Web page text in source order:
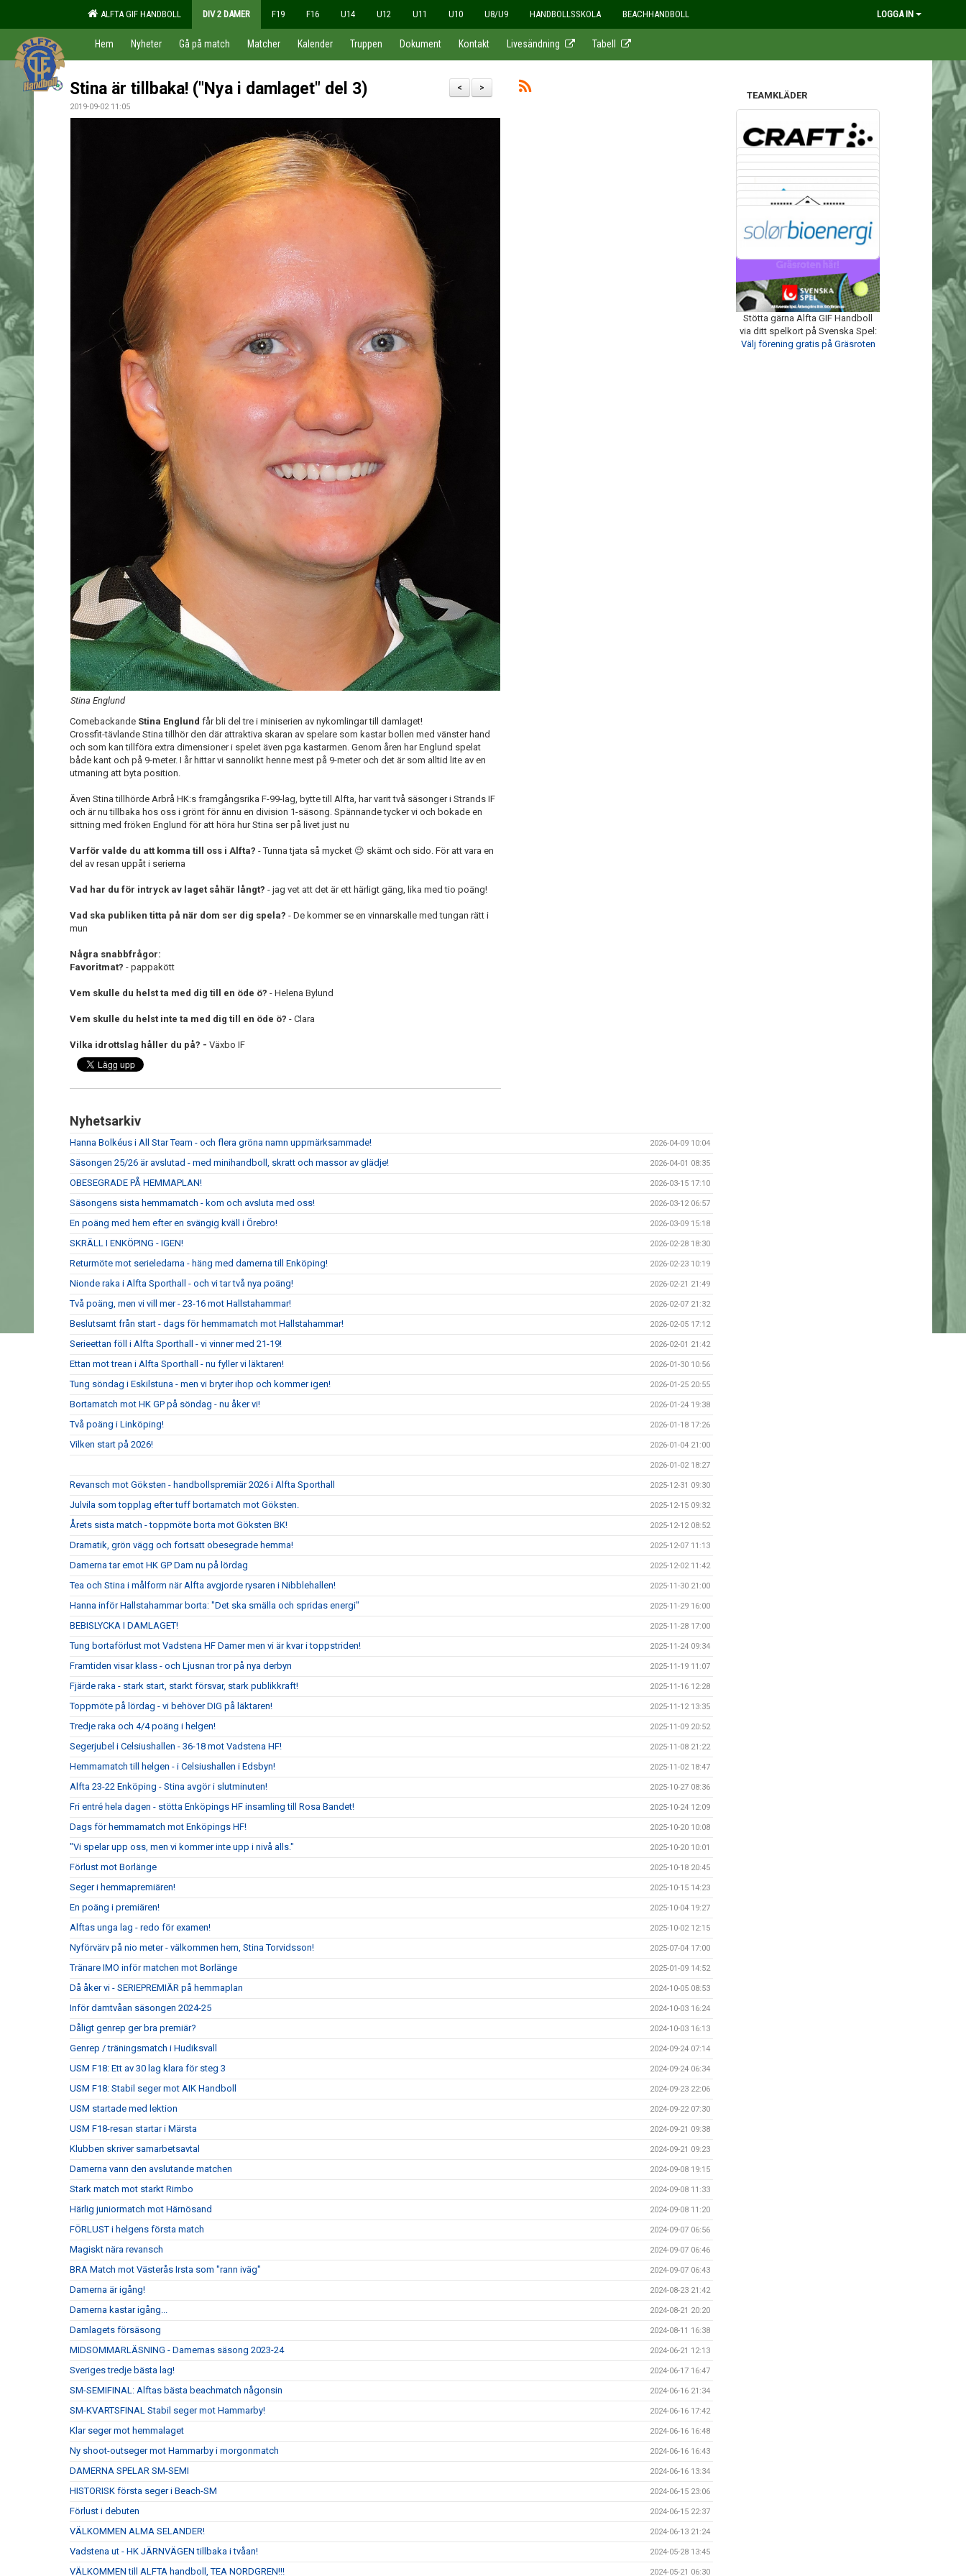
ALFTA GIF HANDBOLL DIV 2 DAMER F19 F16 U14 U12 U11 U10 U8/U9 HANDBOLLSSKOLA BEACHHANDBOLL LOGGA IN
Hem Nyheter Gå på match Matcher Kalender Truppen Dokument Kontakt Livesändning Tabell
>
<
Stina är tillbaka! ("Nya i damlaget" del 3)
2019-09-02 11:05
Stina Englund
Comebackande Stina Englund får bli del tre i miniserien av nykomlingar till damlaget!
Crossfit-tävlande Stina tillhör den där attraktiva skaran av spelare som kastar bollen med vänster hand
och som kan tillföra extra dimensioner i spelet även pga kastarmen. Genom åren har Englund spelat
både kant och på 9-meter. I år hittar vi sannolikt henne mest på 9-meter och det är som alltid lite av en
utmaning att byta position.
Även Stina tillhörde Arbrå HK:s framgångsrika F-99-lag, bytte till Alfta, har varit två säsonger i Strands IF
och är nu tillbaka hos oss i grönt för ännu en division 1-säsong. Spännande tycker vi och bokade en
sittning med fröken Englund för att höra hur Stina ser på livet just nu
Varför valde du att komma till oss i Alfta? - Tunna tjata så mycket 😉 skämt och sido. För att vara en
del av resan uppåt i serierna
Vad har du för intryck av laget såhär långt? - jag vet att det är ett härligt gäng, lika med tio poäng!
Vad ska publiken titta på när dom ser dig spela? - De kommer se en vinnarskalle med tungan rätt i
mun
Några snabbfrågor:
Favoritmat? - pappakött
Vem skulle du helst ta med dig till en öde ö? - Helena Bylund
Vem skulle du helst inte ta med dig till en öde ö? - Clara
Vilka idrottslag håller du på? - Växbo IF
Nyhetsarkiv
Hanna Bolkéus i All Star Team - och flera gröna namn uppmärksammade! 2026-04-09 10:04
Säsongen 25/26 är avslutad - med minihandboll, skratt och massor av glädje! 2026-04-01 08:35
OBESEGRADE PÅ HEMMAPLAN! 2026-03-15 17:10
Säsongens sista hemmamatch - kom och avsluta med oss! 2026-03-12 06:57
En poäng med hem efter en svängig kväll i Örebro! 2026-03-09 15:18
SKRÄLL I ENKÖPING - IGEN! 2026-02-28 18:30
Returmöte mot serieledarna - häng med damerna till Enköping! 2026-02-23 10:19
Nionde raka i Alfta Sporthall - och vi tar två nya poäng! 2026-02-21 21:49
Två poäng, men vi vill mer - 23-16 mot Hallstahammar! 2026-02-07 21:32
Beslutsamt från start - dags för hemmamatch mot Hallstahammar! 2026-02-05 17:12
Serieettan föll i Alfta Sporthall - vi vinner med 21-19! 2026-02-01 21:42
Ettan mot trean i Alfta Sporthall - nu fyller vi läktaren! 2026-01-30 10:56
Tung söndag i Eskilstuna - men vi bryter ihop och kommer igen! 2026-01-25 20:55
Bortamatch mot HK GP på söndag - nu åker vi! 2026-01-24 19:38
Två poäng i Linköping! 2026-01-18 17:26
Vilken start på 2026! 2026-01-04 21:00
2026-01-02 18:27
Revansch mot Göksten - handbollspremiär 2026 i Alfta Sporthall 2025-12-31 09:30
Julvila som topplag efter tuff bortamatch mot Göksten. 2025-12-15 09:32
Årets sista match - toppmöte borta mot Göksten BK! 2025-12-12 08:52
Dramatik, grön vägg och fortsatt obesegrade hemma! 2025-12-07 11:13
Damerna tar emot HK GP Dam nu på lördag 2025-12-02 11:42
Tea och Stina i målform när Alfta avgjorde rysaren i Nibblehallen! 2025-11-30 21:00
Hanna inför Hallstahammar borta: "Det ska smälla och spridas energi" 2025-11-29 16:00
BEBISLYCKA I DAMLAGET! 2025-11-28 17:00
Tung bortaförlust mot Vadstena HF Damer men vi är kvar i toppstriden! 2025-11-24 09:34
Framtiden visar klass - och Ljusnan tror på nya derbyn 2025-11-19 11:07
Fjärde raka - stark start, starkt försvar, stark publikkraft! 2025-11-16 12:28
Toppmöte på lördag - vi behöver DIG på läktaren! 2025-11-12 13:35
Tredje raka och 4/4 poäng i helgen! 2025-11-09 20:52
Segerjubel i Celsiushallen - 36-18 mot Vadstena HF! 2025-11-08 21:22
Hemmamatch till helgen - i Celsiushallen i Edsbyn! 2025-11-02 18:47
Alfta 23-22 Enköping - Stina avgör i slutminuten! 2025-10-27 08:36
Fri entré hela dagen - stötta Enköpings HF insamling till Rosa Bandet! 2025-10-24 12:09
Dags för hemmamatch mot Enköpings HF! 2025-10-20 10:08
"Vi spelar upp oss, men vi kommer inte upp i nivå alls." 2025-10-20 10:01
Förlust mot Borlänge 2025-10-18 20:45
Seger i hemmapremiären! 2025-10-15 14:23
En poäng i premiären! 2025-10-04 19:27
Alftas unga lag - redo för examen! 2025-10-02 12:15
Nyförvärv på nio meter - välkommen hem, Stina Torvidsson! 2025-07-04 17:00
Tränare IMO inför matchen mot Borlänge 2025-01-09 14:52
Då åker vi - SERIEPREMIÄR på hemmaplan 2024-10-05 08:53
Inför damtvåan säsongen 2024-25 2024-10-03 16:24
Dåligt genrep ger bra premiär? 2024-10-03 16:13
Genrep / träningsmatch i Hudiksvall 2024-09-24 07:14
USM F18: Ett av 30 lag klara för steg 3 2024-09-24 06:34
USM F18: Stabil seger mot AIK Handboll 2024-09-23 22:06
USM startade med lektion 2024-09-22 07:30
USM F18-resan startar i Märsta 2024-09-21 09:38
Klubben skriver samarbetsavtal 2024-09-21 09:23
Damerna vann den avslutande matchen 2024-09-08 19:15
Stark match mot starkt Rimbo 2024-09-08 11:33
Härlig juniormatch mot Härnösand 2024-09-08 11:20
FÖRLUST i helgens första match 2024-09-07 06:56
Magiskt nära revansch 2024-09-07 06:46
BRA Match mot Västerås Irsta som "rann iväg" 2024-09-07 06:43
Damerna är igång! 2024-08-23 21:42
Damerna kastar igång... 2024-08-21 20:20
Damlagets försäsong 2024-08-11 16:38
MIDSOMMARLÄSNING - Damernas säsong 2023-24 2024-06-21 12:13
Sveriges tredje bästa lag! 2024-06-17 16:47
SM-SEMIFINAL: Alftas bästa beachmatch någonsin 2024-06-16 21:34
SM-KVARTSFINAL Stabil seger mot Hammarby! 2024-06-16 17:42
Klar seger mot hemmalaget 2024-06-16 16:48
Ny shoot-outseger mot Hammarby i morgonmatch 2024-06-16 16:43
DAMERNA SPELAR SM-SEMI 2024-06-16 13:34
HISTORISK första seger i Beach-SM 2024-06-15 23:06
Förlust i debuten 2024-06-15 22:37
VÄLKOMMEN ALMA SELANDER! 2024-06-13 21:24
Vadstena ut - HK JÄRNVÄGEN tillbaka i tvåan! 2024-05-28 13:45
VÄLKOMMEN till ALFTA handboll, TEA NORDGREN!!! 2024-05-21 06:30
TEAMKLÄDER
VÅRA SPONSORER
GRÄSROTEN
Stötta gärna Alfta GIF Handboll
via ditt spelkort på Svenska Spel:
Välj förening gratis på Gräsroten